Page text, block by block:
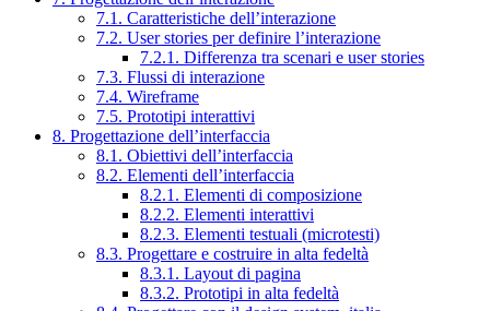
7.1. Caratteristiche dell’interazione
7.2. User stories per definire l’interazione
7.2.1. Differenza tra scenari e user stories
7.3. Flussi di interazione
7.4. Wireframe
7.5. Prototipi interattivi
8. Progettazione dell’interfaccia
8.1. Obiettivi dell’interfaccia
8.2. Elementi dell’interfaccia
8.2.1. Elementi di composizione
8.2.2. Elementi interattivi
8.2.3. Elementi testuali (microtesti)
8.3. Progettare e costruire in alta fedeltà
8.3.1. Layout di pagina
8.3.2. Prototipi in alta fedeltà